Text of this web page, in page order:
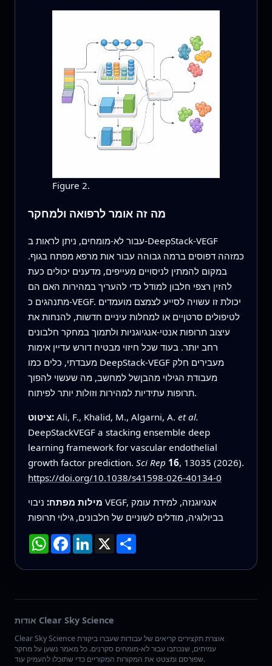
Figure 2.
מה זה אומר לרפואה ולמחקר
עבור לא-מומחים, ניתן לראות ב-DeepStack-VEGF
כמזהה דפוסים ברמה גבוהה עבור אות מרפא מפתח בגוף.
במקום להמתין לניסויים מעייפים, מדענים יכולים כעת
להזין רצפי חלבון למודל כדי להעריך במהירות האם הם
מתנהגים כ-VEGF. יכולת זו עשויה לסייע לצמצם מועמדים
לטיפולים סרטןיים או למחלות עיניים חדשות, להנחות את
עיצוב תרופות אנטי-אנגיוגניות ולתמוך במחקר חלבונים
רחב יותר. בעוד שכל חיזוי מבטיח דורש עדיין אימות
מעבדתי, כלים כמו DeepStack-VEGF מעבירים חלק
מעבודת הגילוי מהבןשל למחשב, מה שעשוי להפוך
תרופות עתידיות למהירות וזולות יותר לפיתוח.
ציטוט: Ali, F., Khalid, M., Algarni, A. et al.
DeepStackVEGF a stacking ensemble deep
learning framework for vascular endothelial
growth factor prediction. Sci Rep 16, 13035 (2026).
https://doi.org/10.1038/s41598-026-40134-0
מילות מפתח: ניבוי VEGF, אנגיוגנזה, למידת עומק
בביולוגיה, מודלים לשוניים של חלבונים, גילוי תרופות
WhatsApp
Facebook
LinkedIn
X שתף
אודות Clear Sky Science
Clear Sky Science אוצרת תקצירים קריאים של עבודות שעברו ביקורת
עמיתים, שנכתבו עבור לא-מומחים סקרנים. כל מאמר נשען על מחקר
שפורסם ומצטט את המקורות המקוריים כדי שתוכלו להעמיק עוד.